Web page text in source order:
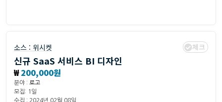
소스 : 위시켓 체크
신규 SaaS 서비스 BI 디자인
₩200,000원
분야 : 로고
모집: 1일
수집 : 2024년 02월 08일